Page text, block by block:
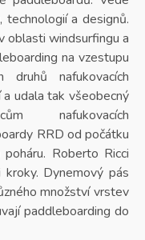
a designů.
oblasti windsurfingu a
na vzestupu
nafukovacích
udala tak všeobecný
nafukovacích
RRD od počátku
Roberto Ricci
Dynemový pás
množství vrstev
paddleboarding do